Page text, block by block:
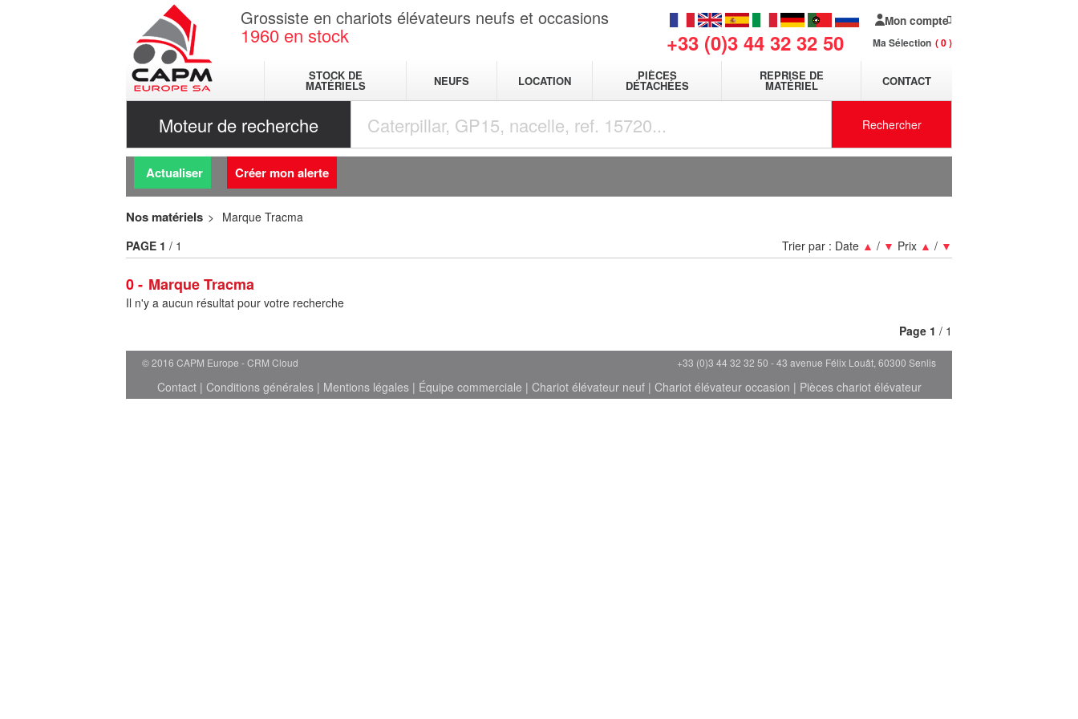
Grossiste en chariots élévateurs neufs et occasions
1960 en stock +33 (0)3 44 32 32 50
Mon compte
Ma Sélection 0
STOCK DE
MATÉRIELS NEUFS LOCATION PIÈCES
DÉTACHÉES
REPRISE DE
MATÉRIEL CONTACT
Moteur de recherche Rechercher
Actualiser Créer mon alerte
Nos matériels Marque Tracma
0 Marque Tracma
Trier par : Date ▲ / ▼ Prix ▲ / ▼
PAGE 1 / 1
Il n'y a aucun résultat pour votre recherche
Page 1 / 1
© 2016 CAPM Europe CRM Cloud +33 (0)3 44 32 32 50 - 43 avenue Félix Louât, 60300 Senlis
Contact| Conditions générales| Mentions légales| Équipe commerciale | Chariot élévateur neuf| Chariot élévateur occasion | Pièces chariot élévateur